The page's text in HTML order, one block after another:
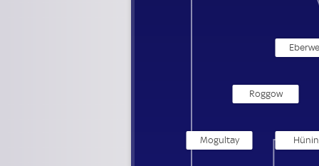
Mogultay
Roggow